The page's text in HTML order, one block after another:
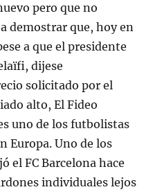
pero que no
demostrar que, hoy en
a que el presidente
dijese
solicitado por el
alto, El Fideo
uno de los futbolistas
Europa. Uno de los
el FC Barcelona hace
individuales lejos